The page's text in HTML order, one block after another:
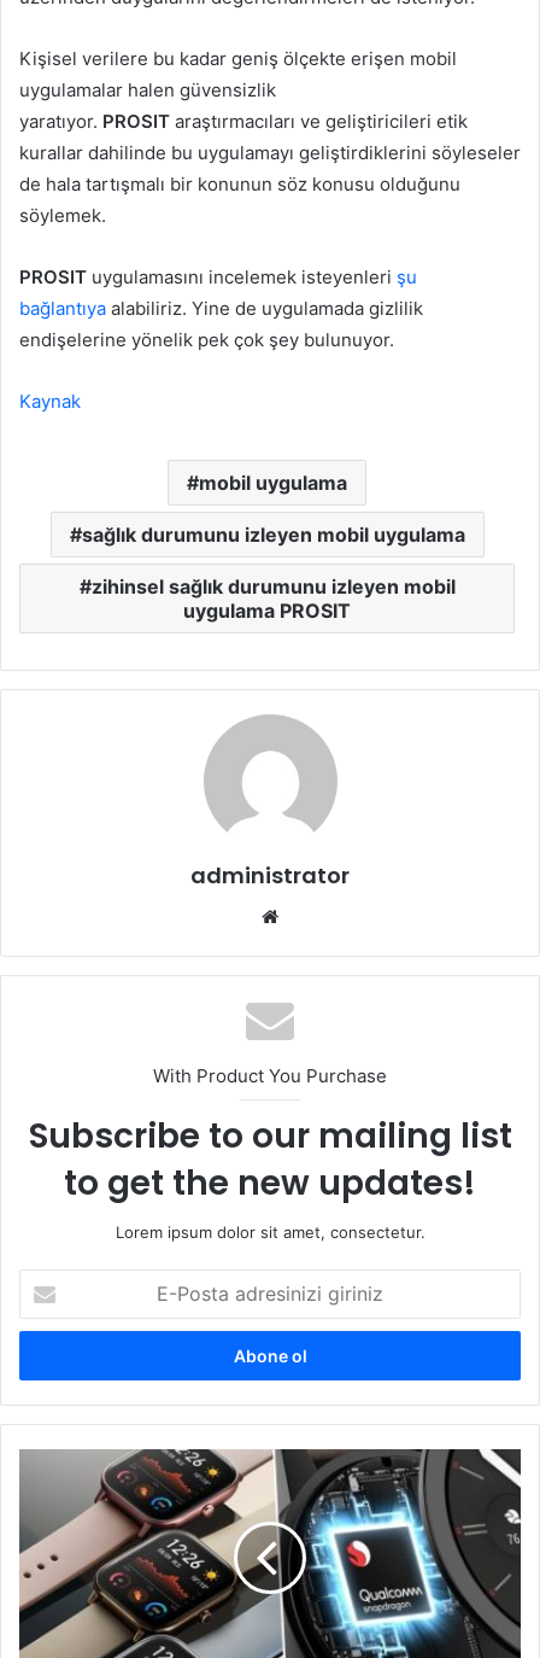
Kişisel verilere bu kadar geniş ölçekte erişen mobil
uygulamalar halen güvensizlik
yaratıyor. PROSIT araştırmacıları ve geliştiricileri etik
kurallar dahilinde bu uygulamayı geliştirdiklerini söyleseler
de hala tartışmalı bir konunun söz konusu olduğunu
söylemek.
PROSIT uygulamasını incelemek isteyenleri şu
bağlantıya alabiliriz. Yine de uygulamada gizlilik
endişelerine yönelik pek çok şey bulunuyor.
Kaynak
mobil uygulama
sağlık durumunu izleyen mobil uygulama
zihinsel sağlık durumunu izleyen mobil
uygulama PROSIT
administrator
With Product You Purchase
Subscribe to our mailing list
to get the new updates!
Lorem ipsum dolor sit amet, consectetur.
Posta
adresinizi
Akıllı
saatlerde
kamera
dönemi!